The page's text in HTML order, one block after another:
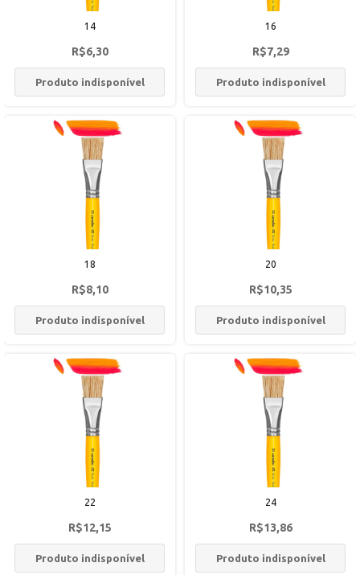
14
R$6,30
Produto indisponível
16
R$7,29
Produto indisponível
18
R$8,10
Produto indisponível
20
R$10,35
Produto indisponível
22
R$12,15
Produto indisponível
24
R$13,86
Produto indisponível